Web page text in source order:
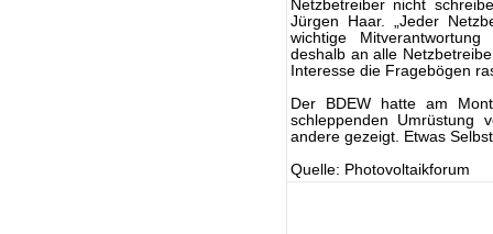
Netzbetreiber nicht
Jürgen Haar. „Jeder
wichtige
deshalb an alle
Interesse die Fragebögen
Der BDEW hatte am
schleppenden
andere gezeigt. Etwas
Quelle: Photovoltaikforum